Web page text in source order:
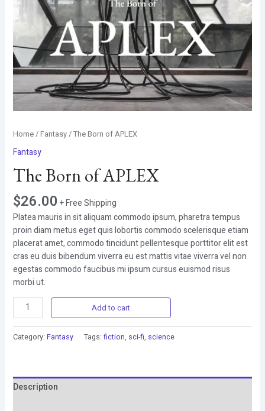
Home/Fantasy/ The Born of APLEX
Fantasy
The Born of APLEX
$26.00 + Free Shipping
Platea mauris in sit aliquam commodo ipsum, pharetra tempus
proin diam metus eget quis lobortis commodo scelerisque etiam
placerat amet, commodo tincidunt pellentesque porttitor elit est
cras eu duis bibendum viverra eu est mattis vitae viverra vel non
egestas commodo faucibus mi ipsum cursus euismod risus
morbi ut.
Add to cart
Category: Fantasy Tags: fiction, sci-fi, science
Description